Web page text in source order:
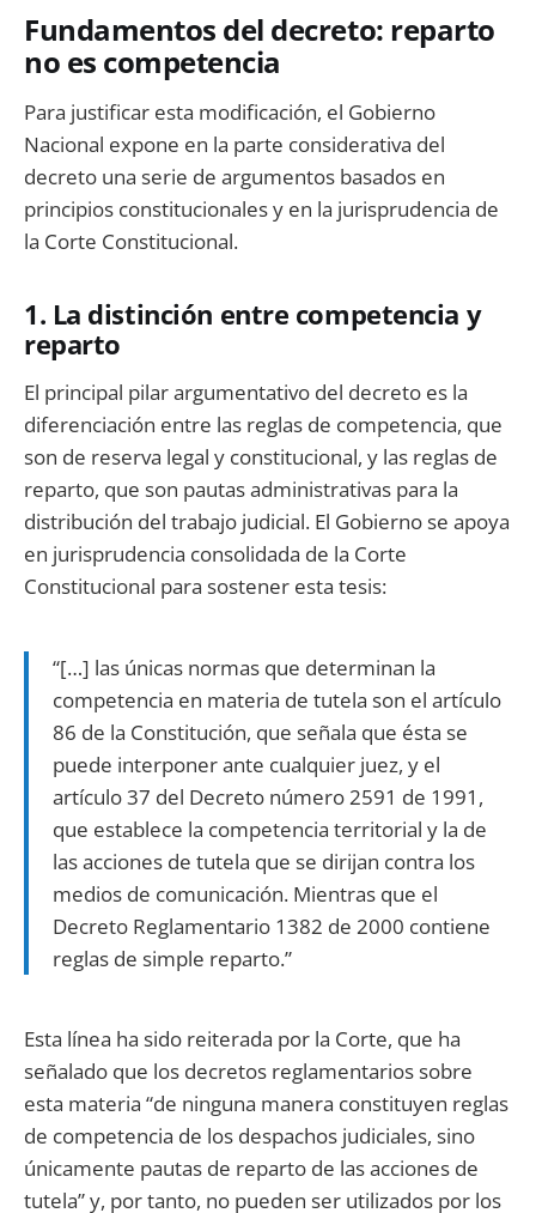
Fundamentos del decreto: reparto
no es competencia
Para justificar esta modificación, el Gobierno
Nacional expone en la parte considerativa del
decreto una serie de argumentos basados en
principios constitucionales y en la jurisprudencia de
la Corte Constitucional.
1. La distinción entre competencia y
reparto
El principal pilar argumentativo del decreto es la
diferenciación entre las reglas de competencia, que
son de reserva legal y constitucional, y las reglas de
reparto, que son pautas administrativas para la
distribución del trabajo judicial. El Gobierno se apoya
en jurisprudencia consolidada de la Corte
Constitucional para sostener esta tesis:
“[…] las únicas normas que determinan la
competencia en materia de tutela son el artículo
86 de la Constitución, que señala que ésta se
puede interponer ante cualquier juez, y el
artículo 37 del Decreto número 2591 de 1991,
que establece la competencia territorial y la de
las acciones de tutela que se dirijan contra los
medios de comunicación. Mientras que el
Decreto Reglamentario 1382 de 2000 contiene
reglas de simple reparto.”
Esta línea ha sido reiterada por la Corte, que ha
señalado que los decretos reglamentarios sobre
esta materia “de ninguna manera constituyen reglas
de competencia de los despachos judiciales, sino
únicamente pautas de reparto de las acciones de
tutela” y, por tanto, no pueden ser utilizados por los